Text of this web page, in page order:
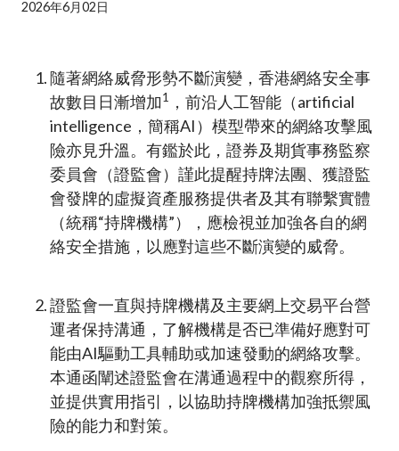
2026年6月02日
隨著網絡威脅形勢不斷演變，香港網絡安全事
故數目日漸增加1 ，前沿人工智能（artificial
intelligence，簡稱AI）模型帶來的網絡攻擊風
險亦見升溫。有鑑於此，證券及期貨事務監察
委員會（證監會）謹此提醒持牌法團、獲證監
會發牌的虛擬資產服務提供者及其有聯繫實體
（統稱“持牌機構”），應檢視並加強各自的網
絡安全措施，以應對這些不斷演變的威脅。
證監會一直與持牌機構及主要網上交易平台營
運者保持溝通，了解機構是否已準備好應對可
能由AI驅動工具輔助或加速發動的網絡攻擊。
本通函闡述證監會在溝通過程中的觀察所得，
並提供實用指引，以協助持牌機構加強抵禦風
險的能力和對策。